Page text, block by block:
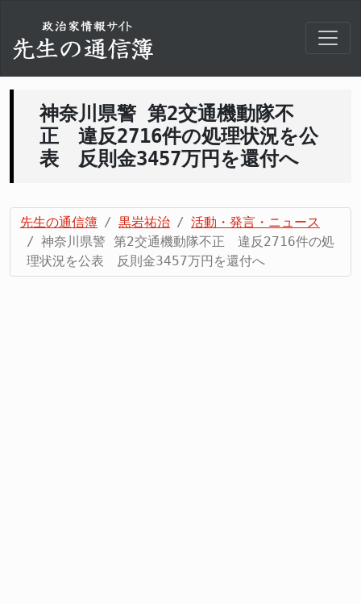
神奈川県警 第2交通機動隊不
正 違反2716件の処理状況を公
表 反則金3457万円を還付へ
先生の通信簿 黒岩祐治
活動・発言・ニュース
神奈川県警 第2交通機動隊不正 違反2716件の処
理状況を公表 反則金3457万円を還付へ